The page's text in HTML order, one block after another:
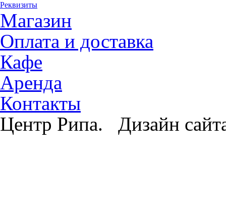
Реквизиты
Магазин
Оплата и доставка
Кафе
Аренда
Контакты
Центр Рипа. Дизайн